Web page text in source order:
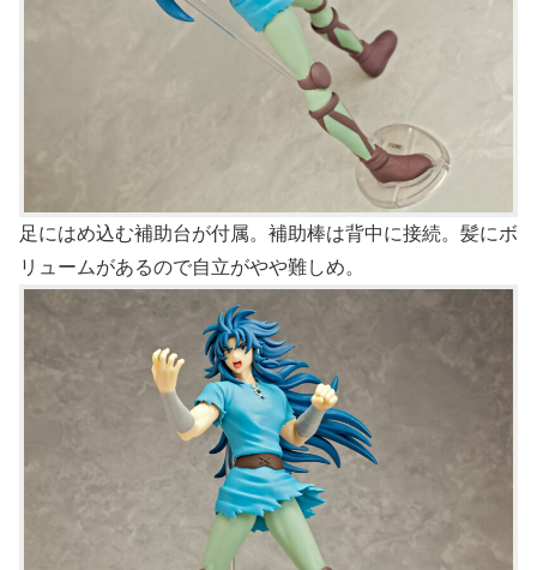
足にはめ込む補助台が付属。補助棒は背中に接続。髪にボ
リュームがあるので自立がやや難しめ。